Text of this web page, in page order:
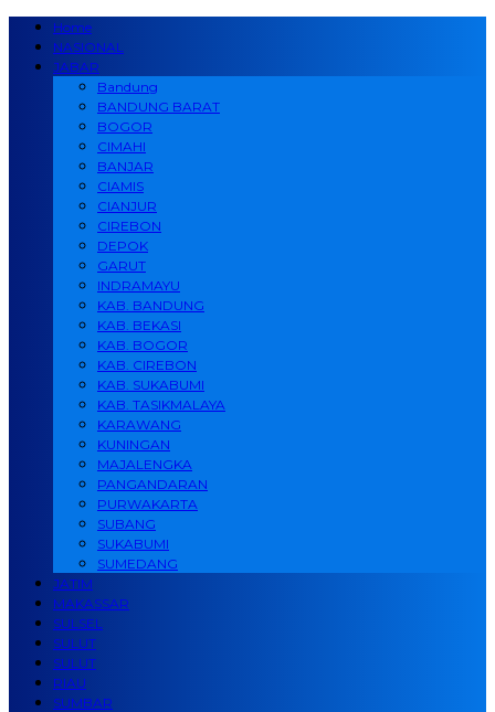
Home
NASIONAL
JABAR
Bandung
BANDUNG BARAT
BOGOR
CIMAHI
BANJAR
CIAMIS
CIANJUR
CIREBON
DEPOK
GARUT
INDRAMAYU
KAB. BANDUNG
KAB. BEKASI
KAB. BOGOR
KAB. CIREBON
KAB. SUKABUMI
KAB. TASIKMALAYA
KARAWANG
KUNINGAN
MAJALENGKA
PANGANDARAN
PURWAKARTA
SUBANG
SUKABUMI
SUMEDANG
JATIM
MAKASSAR
SULSEL
SULUT
SULUT
RIAU
SUMBAR